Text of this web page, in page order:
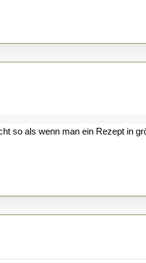
Hauch
von
Teller